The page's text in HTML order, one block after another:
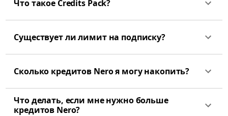
Что такое Credits Pack?
Существует ли лимит на подписку?
Сколько кредитов Nero я могу накопить?
Что делать, если мне нужно больше
кредитов Nero?